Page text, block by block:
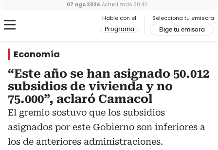
Hable con el
Programa
Selecciona tu emisora
Elige tu emisora
07 ago 2026 Actualizado 20:44
Economía
“Este año se han asignado 50.012
subsidios de vivienda y no
75.000”, aclaró Camacol
El gremio sostuvo que los subsidios
asignados por este Gobierno son inferiores a
los de anteriores administraciones.